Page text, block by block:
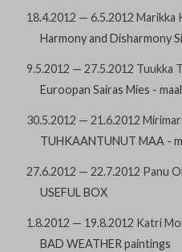
18.4.2012 — 6.5.2012
Harmony and Disharmony
9.5.2012 — 27.5.2012 Tuukka
Euroopan Sairas Mies -
30.5.2012 — 21.6.2012
TUHKAANTUNUT MAA -
27.6.2012 — 22.7.2012 Panu
USEFUL BOX
1.8.2012 — 19.8.2012 Katri
BAD WEATHER paintings